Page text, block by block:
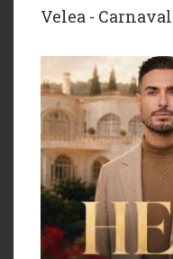
Velea - Carnaval